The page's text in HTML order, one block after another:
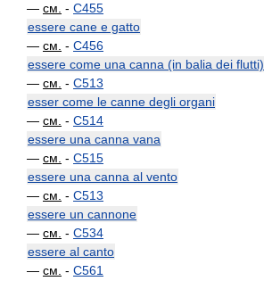
— см. - C455
essere cane e gatto
— см. - C456
essere come una canna (in balia dei flutti)
— см. - C513
esser come le canne degli organi
— см. - C514
essere una canna vana
— см. - C515
essere una canna al vento
— см. - C513
essere un cannone
— см. - C534
essere al canto
— см. - C561